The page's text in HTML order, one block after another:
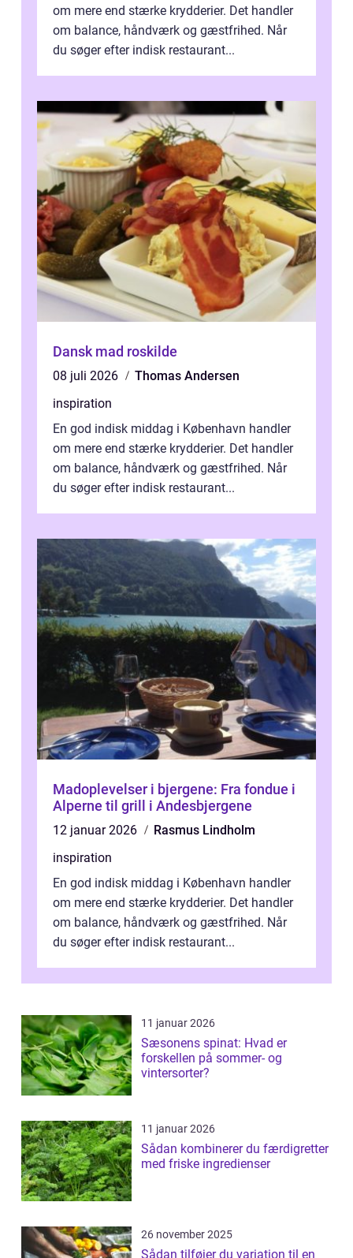
om mere end stærke krydderier. Det handler
om balance, håndværk og gæstfrihed. Når
du søger efter indisk restaurant...
Dansk mad roskilde
08 juli 2026
Thomas Andersen
inspiration
En god indisk middag i København handler
om mere end stærke krydderier. Det handler
om balance, håndværk og gæstfrihed. Når
du søger efter indisk restaurant...
Madoplevelser i bjergene: Fra fondue i
Alperne til grill i Andesbjergene
12 januar 2026
Rasmus Lindholm
inspiration
En god indisk middag i København handler
om mere end stærke krydderier. Det handler
om balance, håndværk og gæstfrihed. Når
du søger efter indisk restaurant...
11 januar 2026
Sæsonens spinat: Hvad er
forskellen på sommer- og
vintersorter?
11 januar 2026
Sådan kombinerer du færdigretter
med friske ingredienser
26 november 2025
Sådan tilføjer du variation til en